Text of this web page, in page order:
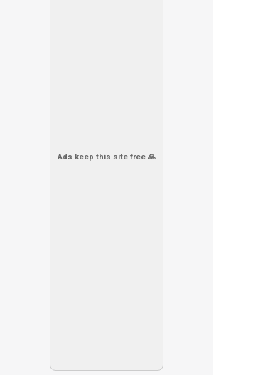
Ads keep this site free 🙏